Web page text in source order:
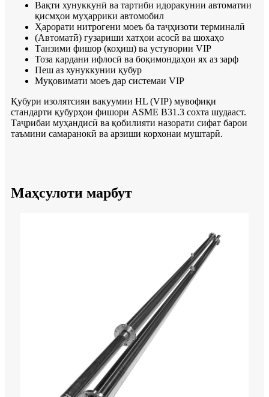
Вақти хунуккунӣ ва тартиби идоракунии автоматии
қисмҳои муҳаррики автомобил
Ҳарорати нитрогени моеъ ба таҷҳизоти терминалӣ
(Автоматӣ) гузариши хатҳои асосӣ ва шохаҳо
Танзими фишор (коҳиш) ва устувории VIP
Тоза кардани ифлосӣ ва боқимондаҳои ях аз зарф
Пеш аз хунуккунии қубур
Муқовимати моеъ дар системаи VIP
Қубури изолятсияи вакуумии HL (VIP) мувофиқи
стандарти қубурҳои фишори ASME B31.3 сохта шудааст.
Таҷрибаи муҳандисӣ ва қобилияти назорати сифат барои
таъмини самаранокӣ ва арзиши корхонаи муштарӣ.
Маҳсулоти марбут